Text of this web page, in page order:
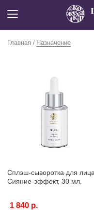
Главная Назначение
Сплэш-сыворотка для лица
Сияние-эффект, 30 мл.
1 840 р.